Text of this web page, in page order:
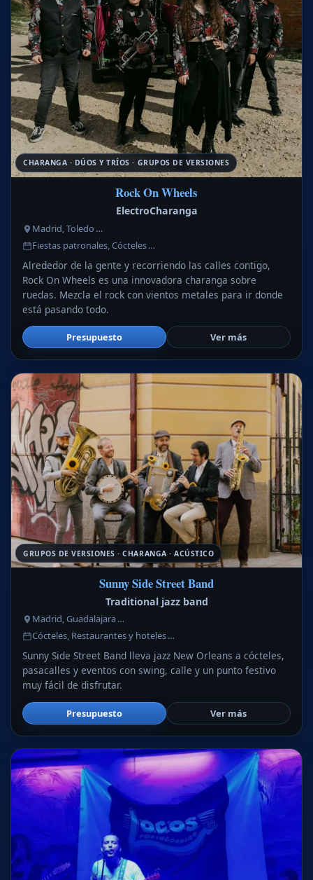
CHARANGA · DÚOS Y TRÍOS · GRUPOS DE VERSIONES
Rock On Wheels
ElectroCharanga
Madrid, Toledo …
Fiestas patronales, Cócteles …
Alrededor de la gente y recorriendo las calles contigo,
Rock On Wheels es una innovadora charanga sobre
ruedas. Mezcla el rock con vientos metales para ir donde
está pasando todo.
Presupuesto Ver más
GRUPOS DE VERSIONES · CHARANGA · ACÚSTICO
Sunny Side Street Band
Traditional jazz band
Madrid, Guadalajara …
Cócteles, Restaurantes y hoteles …
Sunny Side Street Band lleva jazz New Orleans a cócteles,
pasacalles y eventos con swing, calle y un punto festivo
muy fácil de disfrutar.
Presupuesto Ver más